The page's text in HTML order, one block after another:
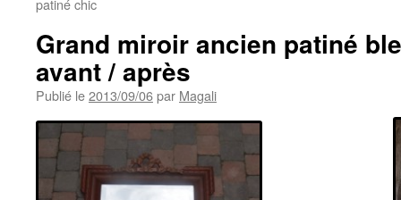
patiné chic
Grand miroir ancien patiné
avant / après
Publié le2013/09/06par Magali